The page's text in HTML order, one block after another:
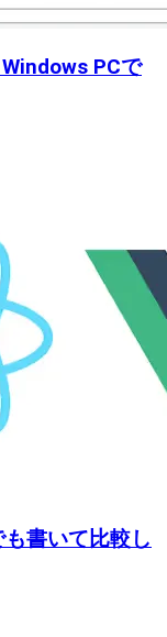
PCで
書いて比較し